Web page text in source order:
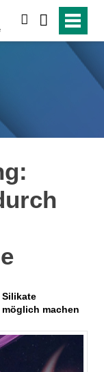
machen